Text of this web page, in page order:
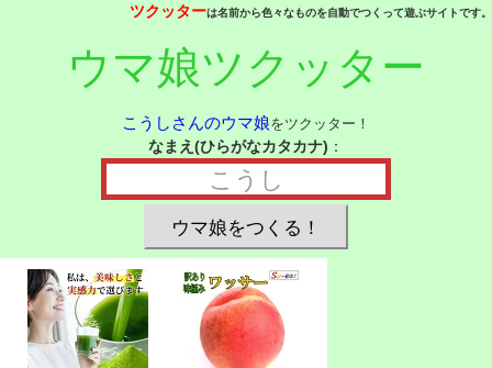
ツクッターは名前から色々なものを自動でつくって遊ぶサイトです。
ウマ娘ツクッター
こうしさんのウマ娘をツクッター！
なまえ(ひらがなカタカナ) ：